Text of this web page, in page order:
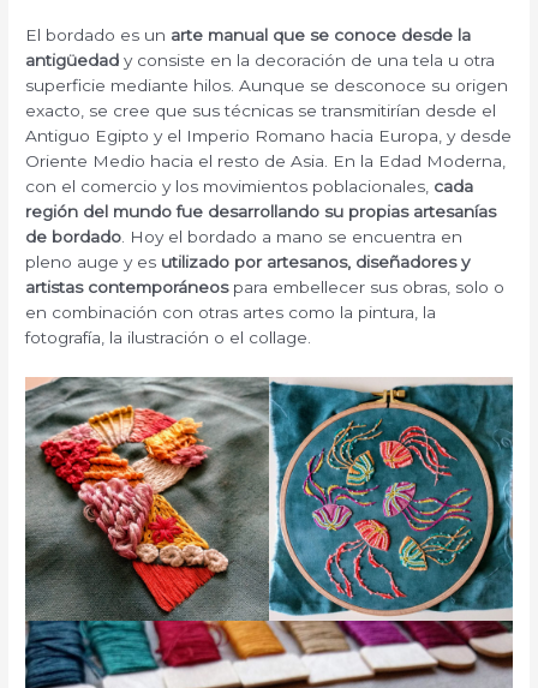
El bordado es un arte manual que se conoce desde la
antigüedad y consiste en la decoración de una tela u otra
superficie mediante hilos. Aunque se desconoce su origen
exacto, se cree que sus técnicas se transmitirían desde el
Antiguo Egipto y el Imperio Romano hacia Europa, y desde
Oriente Medio hacia el resto de Asia. En la Edad Moderna,
con el comercio y los movimientos poblacionales, cada
región del mundo fue desarrollando su propias artesanías
de bordado. Hoy el bordado a mano se encuentra en
pleno auge y es utilizado por artesanos, diseñadores y
artistas contemporáneospara embellecer sus obras, solo o
en combinación con otras artes como la pintura, la
fotografía, la ilustración o el collage.